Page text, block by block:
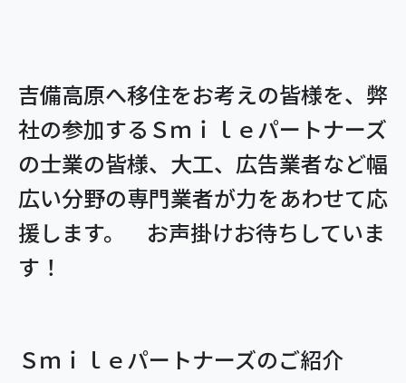
吉備高原へ移住をお考えの皆様を、弊
社の参加するＳｍｉｌｅパートナーズ
の士業の皆様、大工、広告業者など幅
広い分野の専門業者が力をあわせて応
援します。 お声掛けお待ちしていま
す！
Ｓｍｉｌｅパートナーズのご紹介